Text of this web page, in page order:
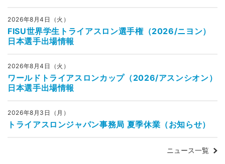
2026年8月4日（火）
FISU世界学生トライアスロン選手権（2026/ニヨン）
日本選手出場情報
2026年8月4日（火）
ワールドトライアスロンカップ（2026/アスンシオン）
日本選手出場情報
2026年8月3日（月）
トライアスロンジャパン事務局 夏季休業（お知らせ）
ニュース一覧